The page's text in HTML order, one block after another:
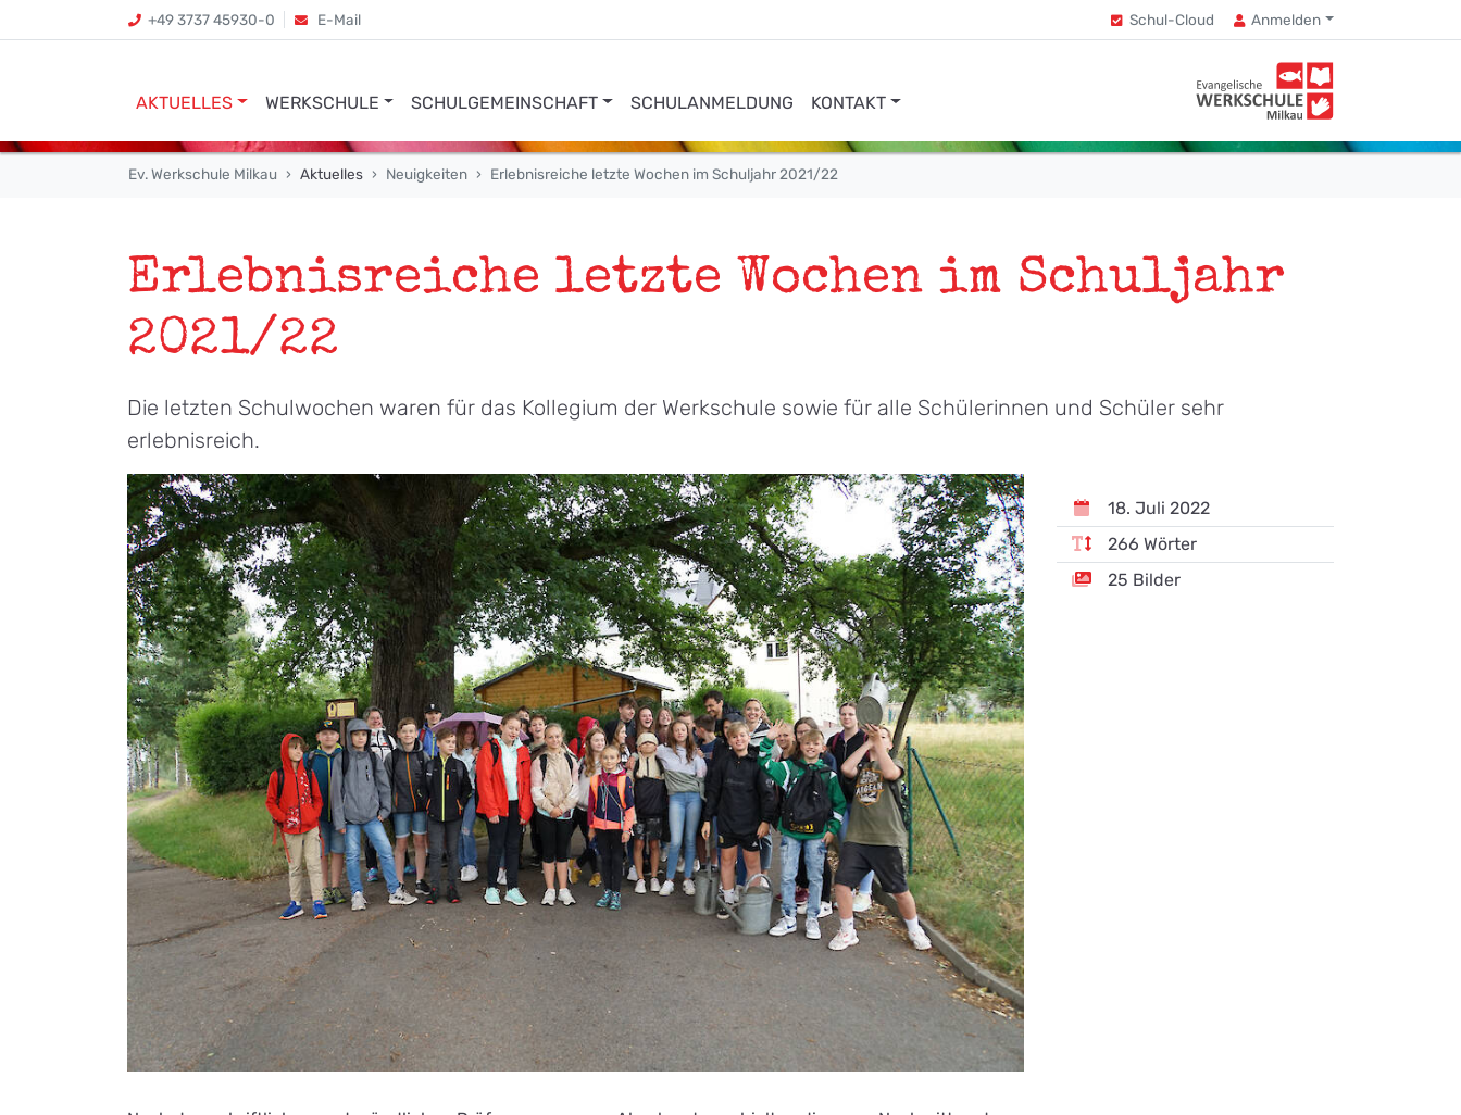
+49 3737 45930-0 E-Mail Schul-Cloud Anmelden
AKTUELLES WERKSCHULE SCHULGEMEINSCHAFT SCHULANMELDUNG KONTAKT
Ev. Werkschule Milkau Aktuelles Neuigkeiten Erlebnisreiche letzte Wochen im Schuljahr 2021/22
Erlebnisreiche letzte Wochen im Schuljahr
2021/22
Die letzten Schulwochen waren für das Kollegium der Werkschule sowie für alle Schülerinnen und Schüler sehr
erlebnisreich.
18. Juli 2022
266 Wörter
25 Bilder